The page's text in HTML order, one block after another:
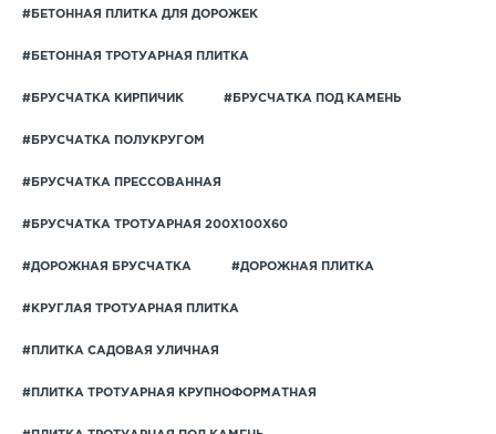
#БЕТОННАЯ ПЛИТКА ДЛЯ ДОРОЖЕК
#БЕТОННАЯ ТРОТУАРНАЯ ПЛИТКА
#БРУСЧАТКА КИРПИЧИК #БРУСЧАТКА ПОД КАМЕНЬ
#БРУСЧАТКА ПОЛУКРУГОМ
#БРУСЧАТКА ПРЕССОВАННАЯ
#БРУСЧАТКА ТРОТУАРНАЯ 200Х100Х60
#ДОРОЖНАЯ БРУСЧАТКА #ДОРОЖНАЯ ПЛИТКА
#КРУГЛАЯ ТРОТУАРНАЯ ПЛИТКА
#ПЛИТКА САДОВАЯ УЛИЧНАЯ
#ПЛИТКА ТРОТУАРНАЯ КРУПНОФОРМАТНАЯ